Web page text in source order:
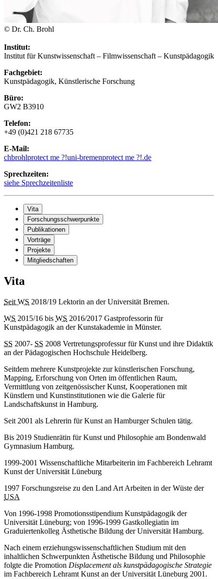
© Dr. Ch. Brohl
Institut:
Institut für Kunstwissenschaft – Filmwissenschaft – Kunstpädagogik
Fachgebiet:
Kunstpädagogik, Künstlerische Forschung
Büro:
GW2 B3910
Telefon:
+49 (0)421 218 67735
E-Mail:
chbrohlprotect me ?!uni-bremenprotect me ?!.de
Sprechzeiten:
siehe Sprechzeitenliste
Vita
Forschungsschwerpunkte
Publikationen
Vorträge
Projekte
Mitgliedschaften
Vita
Seit WS 2018/19 Lektorin an der Universität Bremen.
WS 2015/16 bis WS 2016/2017 Gastprofessorin für
Kunstpädagogik an der Kunstakademie in Münster.
SS 2007- SS 2008 Vertretungsprofessur für Kunst und ihre Didaktik
an der Pädagogischen Hochschule Heidelberg.
Seitdem mehrere Kunstprojekte zur künstlerischen Forschung,
Mapping, Erforschung von Orten im öffentlichen Raum,
Vermittlung von zeitgenössischer Kunst, Kooperationen mit
Künstlern und Kunstinstitutionen wie die Galerie für
Landschaftskunst in Hamburg.
Seit 2001 als Lehrerin für Kunst an Hamburger Schulen tätig.
Bis 2019 Studienrätin für Kunst und Philosophie am Bondenwald
Gymnasium Hamburg.
1999-2001 Wissenschaftliche Mitarbeiterin im Fachbereich Lehramt
Kunst der Universität Lüneburg
1997 Forschungsreise zu den Land Art Arbeiten in der Wüste der
USA
Von 1996-1998 Promotionsstipendium Kunstpädagogik der
Universität Lüneburg; von 1996-1999 Gastkollegiatin im
Graduiertenkolleg Ästhetische Bildung der Universität Hamburg.
Nach einem erziehungswissenschaftlichen Studium mit den
inhaltlichen Schwerpunkten Ästhetische Bildung und Philosophie
folgte die Promotion Displacementals kunstpädagogische Strategie
im Fachbereich Lehramt Kunst an der Universität Lüneburg 2001.